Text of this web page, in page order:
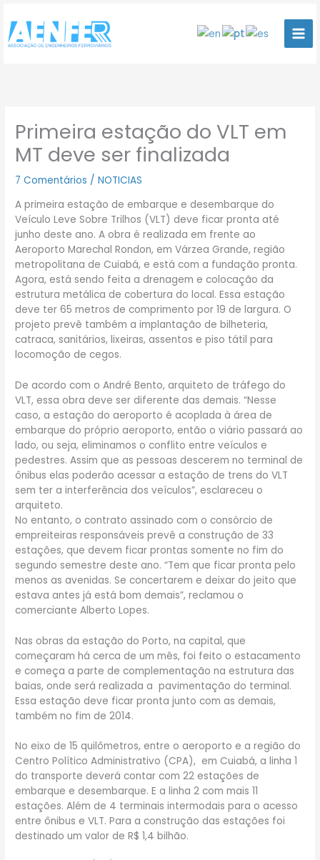
para
conteúdo
Primeira estação do VLT em
MT deve ser finalizada
7 Comentários /NOTICIAS
A primeira estação de embarque e desembarque do
Veículo Leve Sobre Trilhos (VLT) deve ficar pronta até
junho deste ano. A obra é realizada em frente ao
Aeroporto Marechal Rondon, em Várzea Grande, região
metropolitana de Cuiabá, e está com a fundação pronta.
Agora, está sendo feita a drenagem e colocação da
estrutura metálica de cobertura do local. Essa estação
deve ter 65 metros de comprimento por 19 de largura. O
projeto prevê também a implantação de bilheteria,
catraca, sanitários, lixeiras, assentos e piso tátil para
locomoção de cegos.
De acordo com o André Bento, arquiteto de tráfego do
VLT, essa obra deve ser diferente das demais. “Nesse
caso, a estação do aeroporto é acoplada à área de
embarque do próprio aeroporto, então o viário passará ao
lado, ou seja, eliminamos o conflito entre veículos e
pedestres. Assim que as pessoas descerem no terminal de
ônibus elas poderão acessar a estação de trens do VLT
sem ter a interferência dos veículos”, esclareceu o
arquiteto.
No entanto, o contrato assinado com o consórcio de
empreiteiras responsáveis prevê a construção de 33
estações, que devem ficar prontas somente no fim do
segundo semestre deste ano. “Tem que ficar pronta pelo
menos as avenidas. Se concertarem e deixar do jeito que
estava antes já está bom demais”, reclamou o
comerciante Alberto Lopes.
Nas obras da estação do Porto, na capital, que
começaram há cerca de um mês, foi feito o estacamento
e começa a parte de complementação na estrutura das
baias, onde será realizada a pavimentação do terminal.
Essa estação deve ficar pronta junto com as demais,
também no fim de 2014.
No eixo de 15 quilômetros, entre o aeroporto e a região do
Centro Político Administrativo (CPA), em Cuiabá, a linha 1
do transporte deverá contar com 22 estações de
embarque e desembarque. E a linha 2 com mais 11
estações. Além de 4 terminais intermodais para o acesso
entre ônibus e VLT. Para a construção das estações foi
destinado um valor de R$ 1,4 bilhão.